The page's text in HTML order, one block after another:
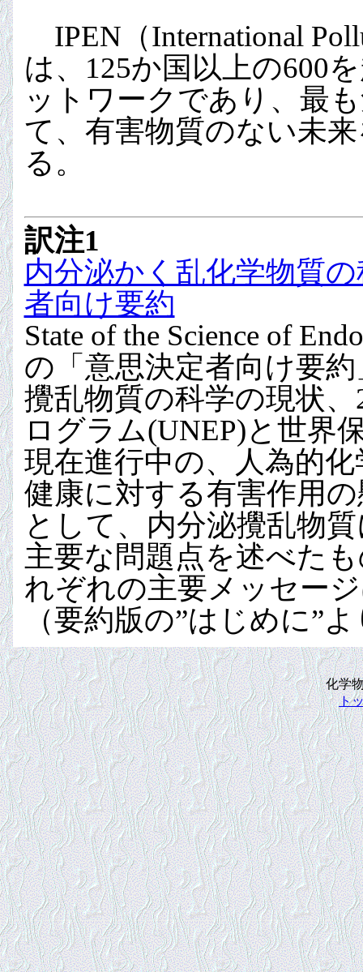
IPEN（International
は、125か国以上の600
ットワークであり、最
て、有害物質のない未
る。
訳注1
内分泌かく乱化学物質
者向け要約
State of the Science of
の「意思決定者向け要
攪乱物質の科学の現状
ログラム(UNEP)と世界
現在進行中の、人為的
健康に対する有害作用
として、内分泌攪乱物
主要な問題点を述べた
れぞれの主要メッセー
（要約版の”はじめに”
化学
ト